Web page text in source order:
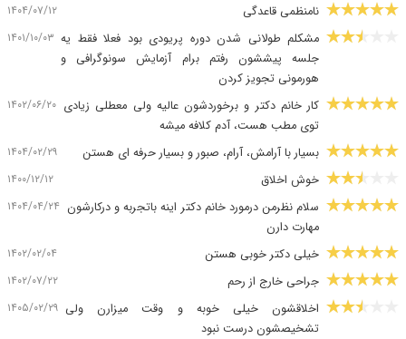
نامنظمی قاعدگی ۱۴۰۴/۰۷/۱۲
مشکلم طولانی شدن دوره پریودی بود فعلا فقط یه
جلسه پیششون رفتم برام آزمایش سونوگرافی و
هورمونی تجویز کردن
۱۴۰۱/۱۰/۰۳
کار خانم دکتر و برخوردشون عالیه ولی معطلی زیادی
توی مطب هست، آدم کلافه میشه
۱۴۰۲/۰۶/۲۰
بسیار با آرامش، آرام، صبور و بسیار حرفه ای هستن ۱۴۰۴/۰۲/۲۹
خوش اخلاق ۱۴۰۰/۱۲/۱۲
سلام نظرمن درمورد خانم دکتر اینه باتجربه و درکارشون
مهارت دارن
۱۴۰۴/۰۴/۲۴
خیلی دکتر خوبی هستن ۱۴۰۲/۰۲/۰۴
جراحی خارج از رحم ۱۴۰۲/۰۷/۲۲
اخلاقشون خیلی خوبه و وقت میزارن ولی
تشخیصشون درست نبود
۱۴۰۵/۰۲/۲۹